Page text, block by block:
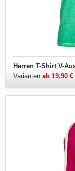
Varianten ab 19,90 €